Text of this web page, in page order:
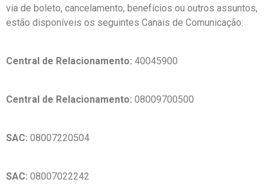
via de boleto, cancelamento, benefícios ou outros assuntos,
estão disponíveis os seguintes Canais de Comunicação:
Central de Relacionamento: 40045900
Central de Relacionamento: 08009700500
SAC: 08007220504
SAC: 08007022242